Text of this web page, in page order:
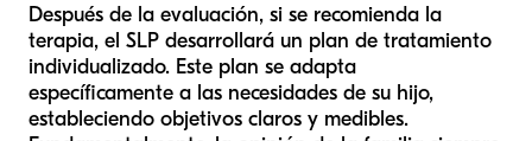
Después de la evaluación, si se recomienda la
terapia, el SLP desarrollará un plan de tratamiento
individualizado. Este plan se adapta
específicamente a las necesidades de su hijo,
estableciendo objetivos claros y medibles.